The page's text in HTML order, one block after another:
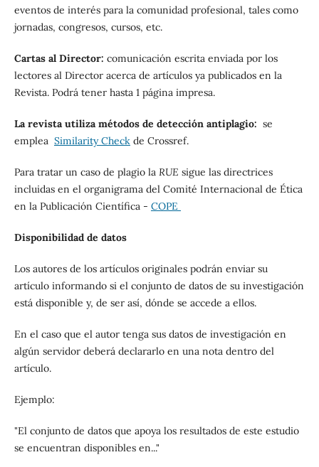
eventos de interés para la comunidad profesional, tales como
jornadas, congresos, cursos, etc.
Cartas al Director: comunicación escrita enviada por los
lectores al Director acerca de artículos ya publicados en la
Revista. Podrá tener hasta 1 página impresa.
La revista utiliza métodos de detección antiplagio: se
emplea Similarity Checkde Crossref.
Para tratar un caso de plagio la RUE sigue las directrices
incluidas en el organigrama del Comité Internacional de Ética
en la Publicación Científica - COPE
Disponibilidad de datos
Los autores de los artículos originales podrán enviar su
artículo informando si el conjunto de datos de su investigación
está disponible y, de ser así, dónde se accede a ellos.
En el caso que el autor tenga sus datos de investigación en
algún servidor deberá declararlo en una nota dentro del
artículo.
Ejemplo:
"El conjunto de datos que apoya los resultados de este estudio
se encuentran disponibles en..."